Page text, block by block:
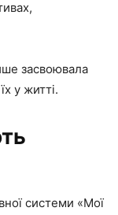
засвоювала
у житті.
системи «Мої